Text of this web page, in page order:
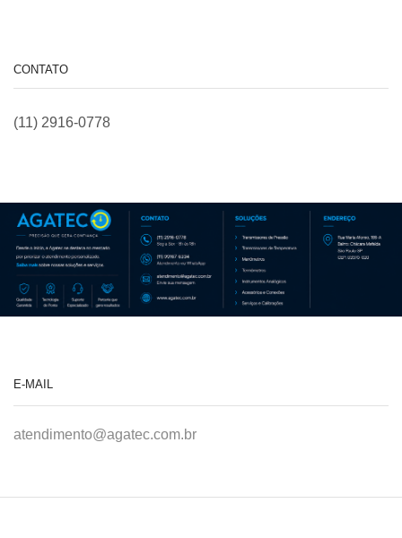
CONTATO
(11) 2916-0778
E-MAIL
atendimento@agatec.com.br